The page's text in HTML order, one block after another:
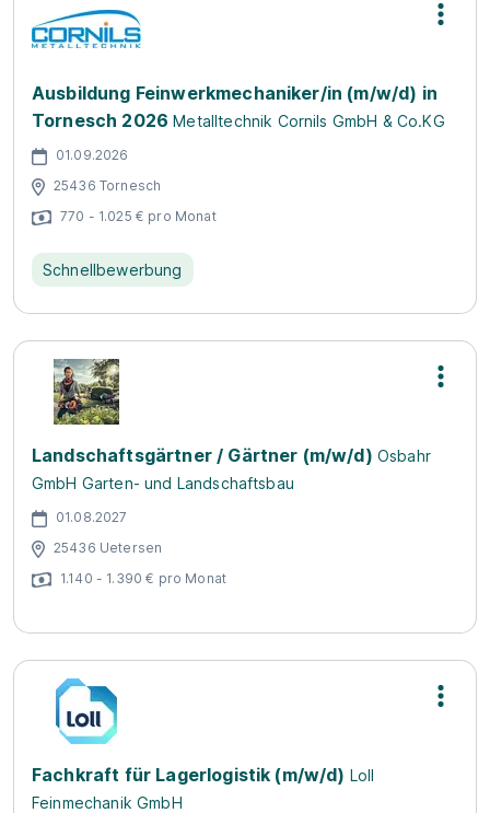
Ausbildung Feinwerkmechaniker/in (m/w/d) in
Tornesch 2026 Metalltechnik Cornils GmbH & Co.KG
01.09.2026
25436 Tornesch
770 - 1.025 € pro Monat
Schnellbewerbung
Landschaftsgärtner / Gärtner (m/w/d) Osbahr
GmbH Garten- und Landschaftsbau
01.08.2027
25436 Uetersen
1.140 - 1.390 € pro Monat
Fachkraft für Lagerlogistik (m/w/d) Loll
Feinmechanik GmbH